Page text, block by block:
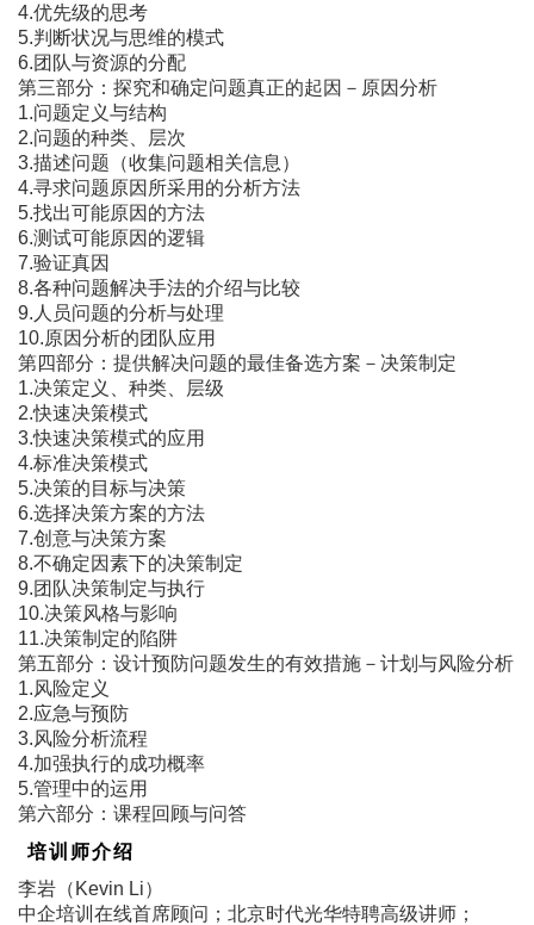
4.优先级的思考
5.判断状况与思维的模式
6.团队与资源的分配
第三部分：探究和确定问题真正的起因－原因分析
1.问题定义与结构
2.问题的种类、层次
3.描述问题（收集问题相关信息）
4.寻求问题原因所采用的分析方法
5.找出可能原因的方法
6.测试可能原因的逻辑
7.验证真因
8.各种问题解决手法的介绍与比较
9.人员问题的分析与处理
10.原因分析的团队应用
第四部分：提供解决问题的最佳备选方案－决策制定
1.决策定义、种类、层级
2.快速决策模式
3.快速决策模式的应用
4.标准决策模式
5.决策的目标与决策
6.选择决策方案的方法
7.创意与决策方案
8.不确定因素下的决策制定
9.团队决策制定与执行
10.决策风格与影响
11.决策制定的陷阱
第五部分：设计预防问题发生的有效措施－计划与风险分析
1.风险定义
2.应急与预防
3.风险分析流程
4.加强执行的成功概率
5.管理中的运用
第六部分：课程回顾与问答
培训师介绍
李岩（Kevin Li）
中企培训在线首席顾问；北京时代光华特聘高级讲师；